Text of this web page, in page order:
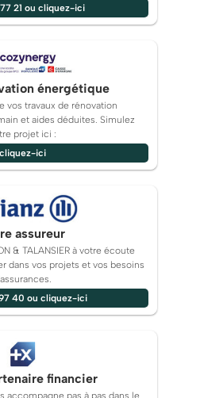
21 ou cliquez-ici
énergétique
vos travaux de rénovation
et aides déduites. Simulez
projet ici :
cliquez-ici
assureur
& TALANSIER à votre écoute
dans vos projets et vos besoins
40 ou cliquez-ici
financier
accompagne pas à pas dans le